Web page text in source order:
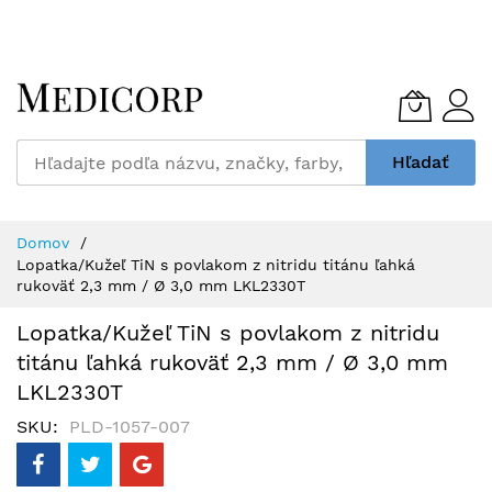
to
Content
Hľadať
Domov
Lopatka/Kužeľ TiN s povlakom z nitridu titánu ľahká
rukoväť 2,3 mm / Ø 3,0 mm LKL2330T
Lopatka/Kužeľ TiN s povlakom z nitridu
titánu ľahká rukoväť 2,3 mm / Ø 3,0 mm
LKL2330T
SKU PLD-1057-007